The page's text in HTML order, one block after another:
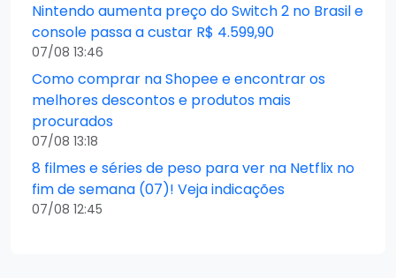
Nintendo aumenta preço do Switch 2 no Brasil e
console passa a custar R$ 4.599,90
07/08 13:46
Como comprar na Shopee e encontrar os
melhores descontos e produtos mais
procurados
07/08 13:18
8 filmes e séries de peso para ver na Netflix no
fim de semana (07)! Veja indicações
07/08 12:45